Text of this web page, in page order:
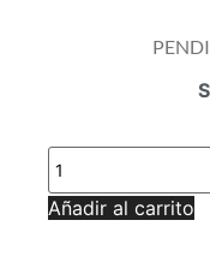
PENDIENTE
EN
NACAR
AG
Añadir al carrito